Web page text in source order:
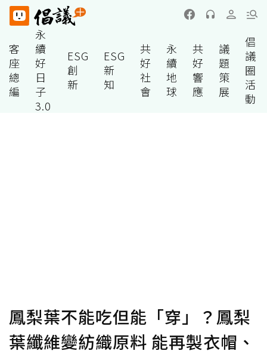
客
座
總
編
永
續
好
日
子
3.0
ESG
創
新
ESG
新
知
共
好
社
會
永
續
地
球
共
好
響
應
議
題
策
展
倡
議
圈
活
動
鳳梨葉不能吃但能「穿」？鳳梨
葉纖維變紡織原料 能再製衣帽、